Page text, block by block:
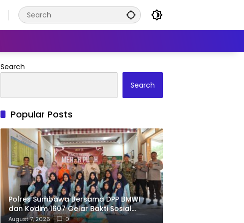
Search
Search
Popular Posts
Polres Sumbawa Bersama DPP BMWI
dan Kodim 1607 Gelar Bakti Sosial
Merah Putih di Ponpes Arrahman
August 7, 2026 0